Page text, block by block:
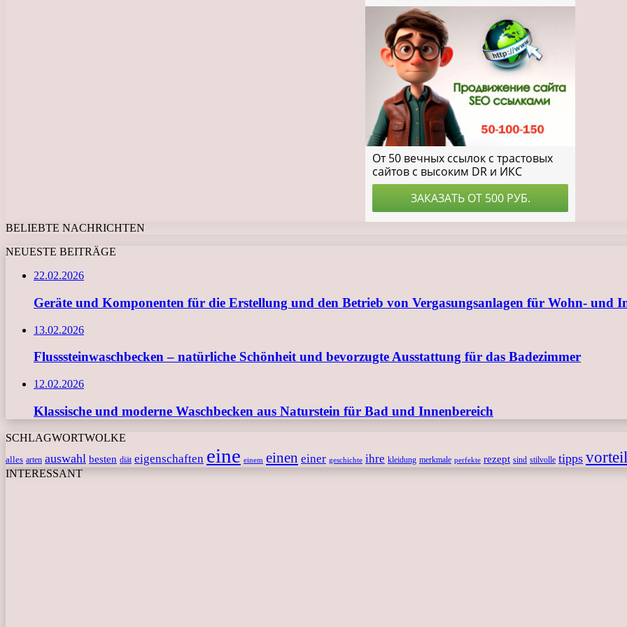
BELIEBTE NACHRICHTEN
NEUESTE BEITRÄGE
22.02.2026
Geräte und Komponenten für die Erstellung und den Betrieb von Vergasungsanlagen für Wohn- und
13.02.2026
Flusssteinwaschbecken – natürliche Schönheit und bevorzugte Ausstattung für das Badezimmer
12.02.2026
Klassische und moderne Waschbecken aus Naturstein für Bad und Innenbereich
SCHLAGWORTWOLKE
alles arten auswahl besten diät eigenschaften eine einem einen einer geschichte ihre kleidung merkmale perfekte rezept sind stilvolle tipps
INTERESSANT